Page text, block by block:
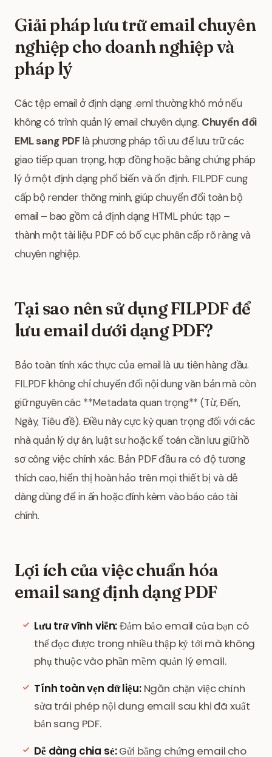
Giải pháp lưu trữ email chuyên
nghiệp cho doanh nghiệp và
pháp lý
Các tệp email ở định dạng .eml thường khó mở nếu
không có trình quản lý email chuyên dụng. Chuyển đổi
EML sang PDFlà phương pháp tối ưu để lưu trữ các
giao tiếp quan trọng, hợp đồng hoặc bằng chứng pháp
lý ở một định dạng phổ biến và ổn định. FILPDF cung
cấp bộ render thông minh, giúp chuyển đổi toàn bộ
email – bao gồm cả định dạng HTML phức tạp –
thành một tài liệu PDF có bố cục phân cấp rõ ràng và
chuyên nghiệp.
Tại sao nên sử dụng FILPDF để
lưu email dưới dạng PDF?
Bảo toàn tính xác thực của email là ưu tiên hàng đầu.
FILPDF không chỉ chuyển đổi nội dung văn bản mà còn
giữ nguyên các **Metadata quan trọng** (Từ, Đến,
Ngày, Tiêu đề). Điều này cực kỳ quan trọng đối với các
nhà quản lý dự án, luật sư hoặc kế toán cần lưu giữ hồ
sơ công việc chính xác. Bản PDF đầu ra có độ tương
thích cao, hiển thị hoàn hảo trên mọi thiết bị và dễ
dàng dùng để in ấn hoặc đính kèm vào báo cáo tài
chính.
Lợi ích của việc chuẩn hóa
email sang định dạng PDF
Lưu trữ vĩnh viễn:Đảm bảo email của bạn có
thể đọc được trong nhiều thập kỷ tới mà không
phụ thuộc vào phần mềm quản lý email.
Tính toàn vẹn dữ liệu:Ngăn chặn việc chỉnh
sửa trái phép nội dung email sau khi đã xuất
bản sang PDF.
Dễ dàng chia sẻ:Gửi bằng chứng email cho